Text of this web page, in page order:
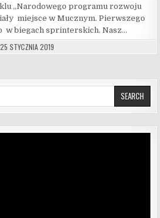
„Narodowego programu rozwoju
miejsce w Mucznym. Pierwszego
biegach sprinterskich. Nasz…
25 STYCZNIA 2019